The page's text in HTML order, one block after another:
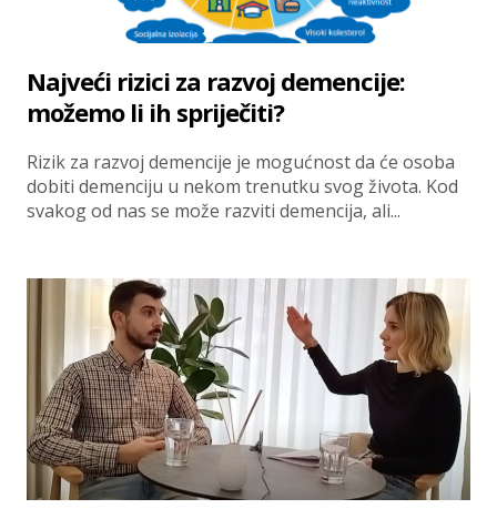
Najveći rizici za razvoj demencije:
možemo li ih spriječiti?
Rizik za razvoj demencije je mogućnost da će osoba
dobiti demenciju u nekom trenutku svog života. Kod
svakog od nas se može razviti demencija, ali...